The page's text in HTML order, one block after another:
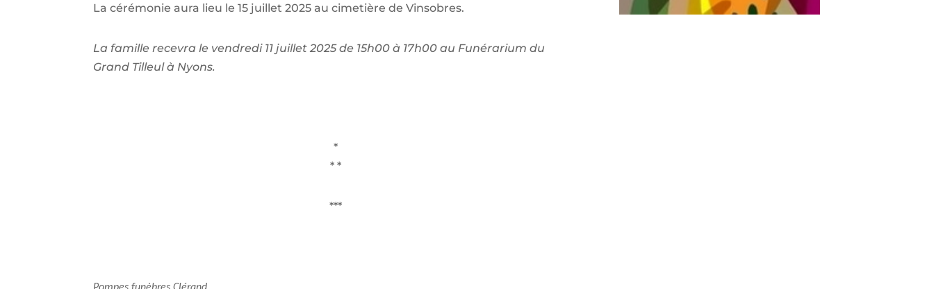
La cérémonie aura lieu le 15 juillet 2025 au cimetière de Vinsobres.
La famille recevra le vendredi 11 juillet 2025 de 15h00 à 17h00 au Funérarium du
Grand Tilleul à Nyons.
*
* *
***